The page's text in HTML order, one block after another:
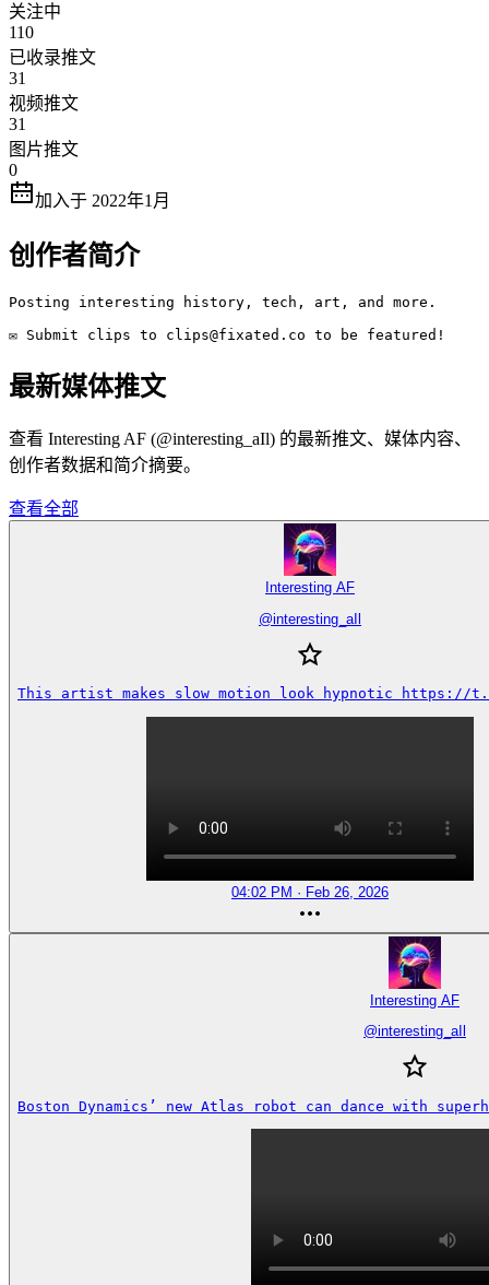
关注中
110
已收录推文
31
视频推文
31
图片推文
0
加入于 2022年1月
创作者简介
Posting interesting history, tech, art, and more.
✉️ Submit clips to clips@fixated.co to be featured!
最新媒体推文
查看 Interesting AF (@interesting_aIl) 的最新推文、媒体内容、
创作者数据和简介摘要。
查看全部
Interesting AF
@interesting_aIl
This artist makes slow motion look hypnotic https://
04:02 PM · Feb 26, 2026
Interesting AF
@interesting_aIl
Boston Dynamics’ new Atlas robot can dance with